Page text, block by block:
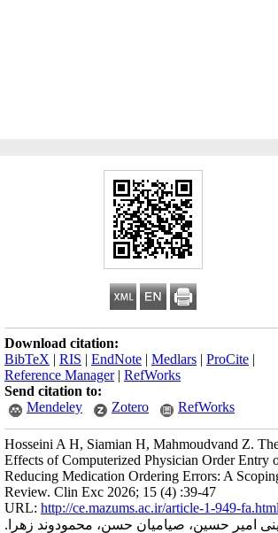
Download citation:
BibTeX | RIS | EndNote | Medlars | ProCite |
Reference Manager| RefWorks
Send citation to:
Mendeley
Zotero RefWorks
Hosseini A H, Siamian H, Mahmoudvand Z.
Effects of Computerized Physician Order Entry
Reducing Medication Ordering Errors: A
Review. Clin Exc 2026; 15 (4) :39-47
URL: http://ce.mazums.ac.ir/article-1-949-fa.html
امیر حسین، صیامیان حسن، محمودوند زهرا.